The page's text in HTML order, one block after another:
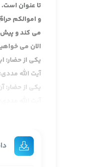
تا عنوان است.
و اموالکم
می کند و پیش
الان می
یکی از
آیت الله
یکی از حضار:
یعنی چاپ 20 جلدی. حدیث شماره 4،
این عبارتی